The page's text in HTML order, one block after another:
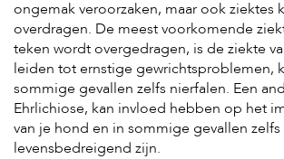
ongemak veroorzaken, maar ook ziektes
overdragen. De meest voorkomende
teken wordt overgedragen, is de ziekte
leiden tot ernstige gewrichtsproblemen,
sommige gevallen zelfs nierfalen. Een
Ehrlichiose, kan invloed hebben op het
van je hond en in sommige gevallen zelfs
levensbedreigend zijn.